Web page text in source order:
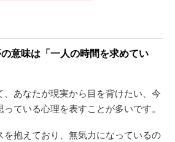
意味は「一人の時間を求めてい
あなたが現実から目を背けたい、今
ている心理を表すことが多いです。
を抱えており、無気力になっているの